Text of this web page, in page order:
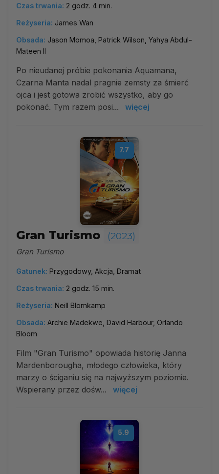
Czas trwania: 2 godz. 4 min.
Reżyseria: James Wan
Obsada: Jason Momoa, Patrick Wilson, Yahya Abdul-
Mateen II
Po nieudanej próbie pokonania Aquamana,
Czarna Manta nadal pragnie zemsty za śmierć
ojca i jest gotowa zrobić wszystko, aby go
pokonać. Tym razem posi...
więcej
7.7
Gran Turismo (2023)
Gran Turismo
Gatunek: Przygodowy, Akcja, Dramat
Czas trwania: 2 godz. 15 min.
Reżyseria: Neill Blomkamp
Obsada: Archie Madekwe, David Harbour, Orlando
Bloom
Film "Gran Turismo" opowiada historię Janna
Mardenborougha, młodego człowieka, który
marzy o ściganiu się na najwyższym poziomie.
Wspierany przez dośw...
więcej
5.9